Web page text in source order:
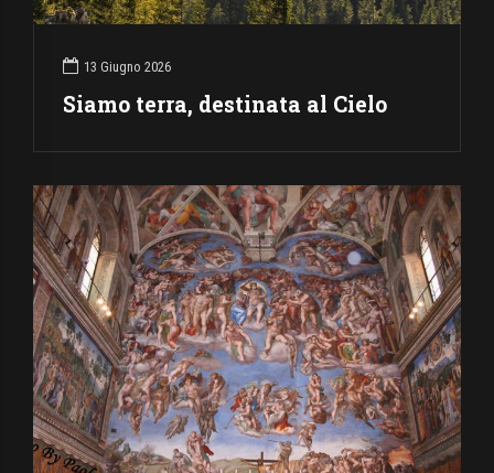
13 Giugno 2026
Siamo terra, destinata al Cielo